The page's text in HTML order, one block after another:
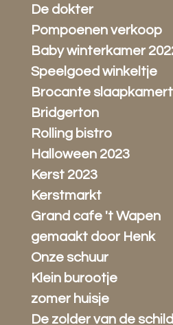
De dokter
Pompoenen verkoop
Baby winterkamer
Speelgoed winkeltje
Brocante
Bridgerton
Rolling bistro
Halloween 2023
Kerst 2023
Kerstmarkt
Grand cafe 't Wapen
gemaakt door Henk
Onze schuur
Klein burootje
zomer huisje
De zolder van de